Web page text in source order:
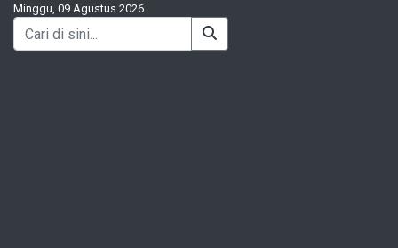
Minggu, 09 Agustus 2026